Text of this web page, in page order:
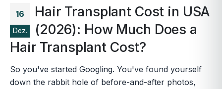
16
Dez.
Hair Transplant Cost in USA
(2026): How Much Does a
Hair Transplant Cost?
So you've started Googling. You've found yourself
down the rabbit hole of before-and-after photos,